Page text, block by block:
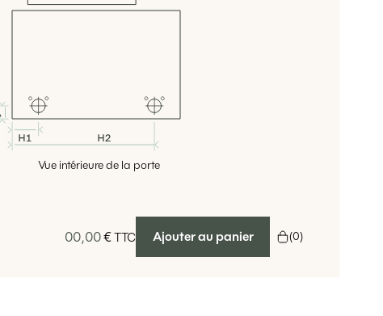
Vue intérieure de la porte
00,00€TTC Ajouter au panier (0)